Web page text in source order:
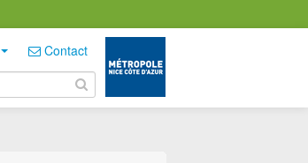
Contact